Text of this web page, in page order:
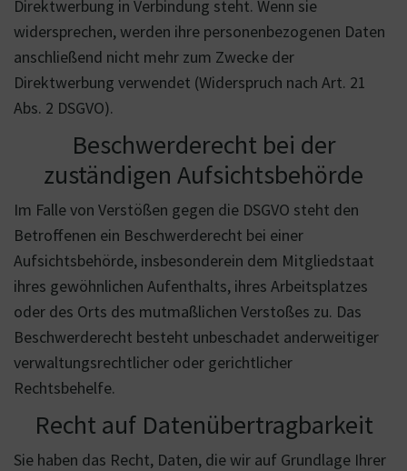
Direktwerbung in Verbindung steht. Wenn sie
widersprechen, werden ihre personenbezogenen Daten
anschließend nicht mehr zum Zwecke der
Direktwerbung verwendet (Widerspruch nach Art. 21
Abs. 2 DSGVO).
Beschwerderecht bei der
zuständigen Aufsichtsbehörde
Im Falle von Verstößen gegen die DSGVO steht den
Betroffenen ein Beschwerderecht bei einer
Aufsichtsbehörde, insbesonderein dem Mitgliedstaat
ihres gewöhnlichen Aufenthalts, ihres Arbeitsplatzes
oder des Orts des mutmaßlichen Verstoßes zu. Das
Beschwerderecht besteht unbeschadet anderweitiger
verwaltungsrechtlicher oder gerichtlicher
Rechtsbehelfe.
Recht auf Datenübertragbarkeit
Sie haben das Recht, Daten, die wir auf Grundlage Ihrer